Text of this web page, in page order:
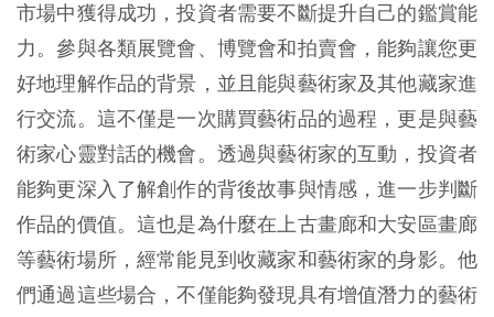
市場中獲得成功，投資者需要不斷提升自己的鑑賞能
力。參與各類展覽會、博覽會和拍賣會，能夠讓您更
好地理解作品的背景，並且能與藝術家及其他藏家進
行交流。這不僅是一次購買藝術品的過程，更是與藝
術家心靈對話的機會。透過與藝術家的互動，投資者
能夠更深入了解創作的背後故事與情感，進一步判斷
作品的價值。這也是為什麼在上古畫廊和大安區畫廊
等藝術場所，經常能見到收藏家和藝術家的身影。他
們通過這些場合，不僅能夠發現具有增值潛力的藝術